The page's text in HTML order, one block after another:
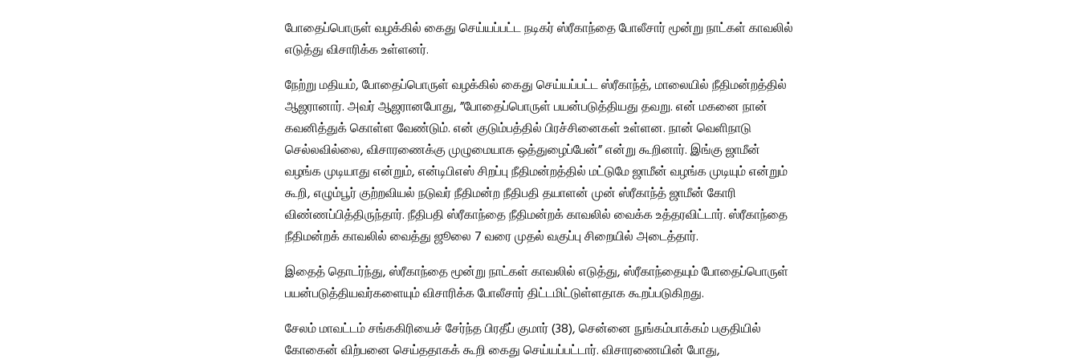
போதைப்பொருள் வழக்கில் கைது செய்யப்பட்ட நடிகர் ஸ்ரீகாந்தை போலீசார் மூன்று நாட்கள் காவலில்
எடுத்து விசாரிக்க உள்ளனர்.
நேற்று மதியம், போதைப்பொருள் வழக்கில் கைது செய்யப்பட்ட ஸ்ரீகாந்த், மாலையில் நீதிமன்றத்தில்
ஆஜரானார். அவர் ஆஜரானபோது, ​​”போதைப்பொருள் பயன்படுத்தியது தவறு. என் மகனை நான்
கவனித்துக் கொள்ள வேண்டும். என் குடும்பத்தில் பிரச்சினைகள் உள்ளன. நான் வெளிநாடு
செல்லவில்லை, விசாரணைக்கு முழுமையாக ஒத்துழைப்பேன்” என்று கூறினார். இங்கு ஜாமீன்
வழங்க முடியாது என்றும், என்டிபிஎஸ் சிறப்பு நீதிமன்றத்தில் மட்டுமே ஜாமீன் வழங்க முடியும் என்றும்
கூறி, எழும்பூர் குற்றவியல் நடுவர் நீதிமன்ற நீதிபதி தயாளன் முன் ஸ்ரீகாந்த் ஜாமீன் கோரி
விண்ணப்பித்திருந்தார். நீதிபதி ஸ்ரீகாந்தை நீதிமன்றக் காவலில் வைக்க உத்தரவிட்டார். ஸ்ரீகாந்தை
நீதிமன்றக் காவலில் வைத்து ஜூலை 7 வரை முதல் வகுப்பு சிறையில் அடைத்தார்.
இதைத் தொடர்ந்து, ஸ்ரீகாந்தை மூன்று நாட்கள் காவலில் எடுத்து, ஸ்ரீகாந்தையும் போதைப்பொருள்
பயன்படுத்தியவர்களையும் விசாரிக்க போலீசார் திட்டமிட்டுள்ளதாக கூறப்படுகிறது.
சேலம் மாவட்டம் சங்ககிரியைச் சேர்ந்த பிரதீப் குமார் (38), சென்னை நுங்கம்பாக்கம் பகுதியில்
கோகைன் விற்பனை செய்ததாகக் கூறி கைது செய்யப்பட்டார். விசாரணையின் போது, ​​